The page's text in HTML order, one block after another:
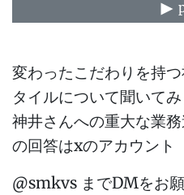
変わったこだわりを持
タイルについて聞いて
神井さんへの重大な業
の回答はxのアカウント
@smkvs までDMをお願